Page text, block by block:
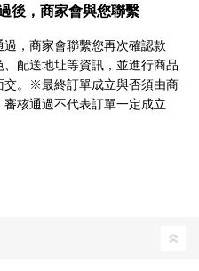
後，商家會與您聯繫
過，商家會聯繫您再次確認款
、配送地址等資訊，並進行商品
交。※最終訂單成立與否須由商
審核通過不代表訂單一定成立